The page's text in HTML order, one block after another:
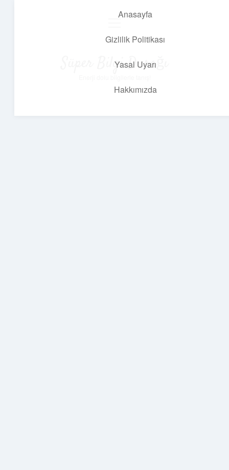
Anasayfa
Gizlilik Politikası
Yasal Uyarı
Hakkımızda
Süper Bilgi Durağı